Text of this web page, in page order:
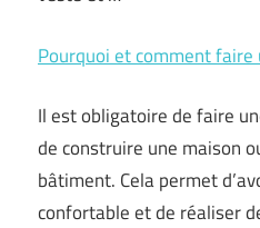
Pourquoi et comment
Il est obligatoire de faire
de construire une maison
bâtiment. Cela permet
confortable et de réaliser